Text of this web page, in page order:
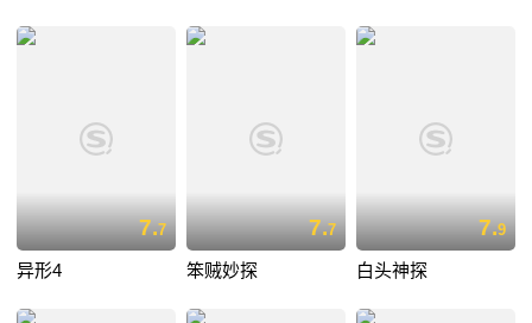
7.7
异形4
7.7
笨贼妙探
7.9
白头神探